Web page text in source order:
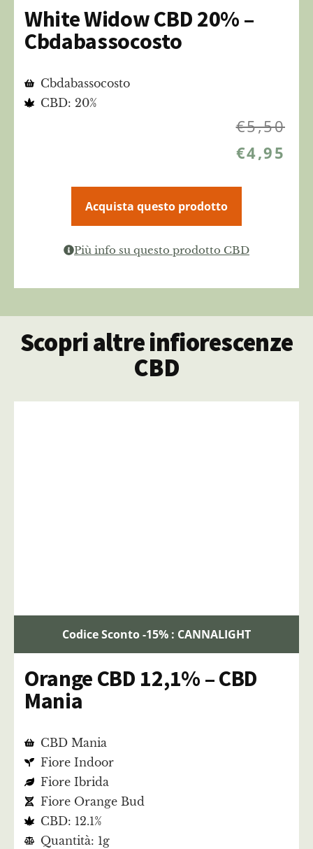
White Widow CBD 20% –
Cbdabassocosto
Cbdabassocosto
CBD: 20%
€5,50
€4,95
Acquista questo prodotto
Più info su questo prodotto CBD
Scopri altre infiorescenze
CBD
Codice Sconto -15% : CANNALIGHT
Orange CBD 12,1% – CBD
Mania
CBD Mania
Fiore Indoor
Fiore Ibrida
Fiore Orange Bud
CBD: 12.1%
Quantità: 1g